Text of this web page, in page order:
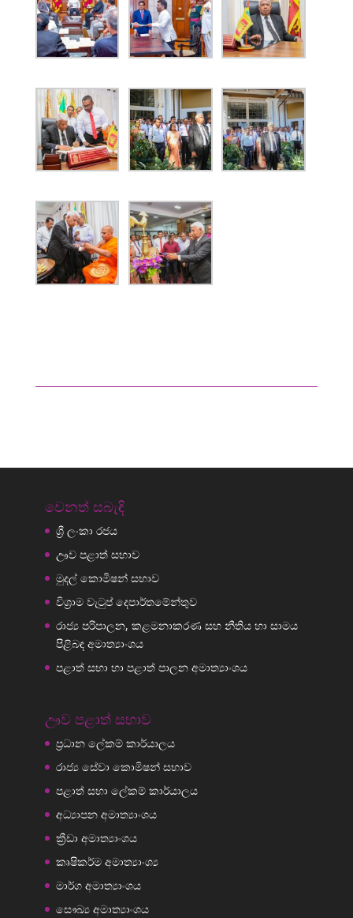
වෙනත් සබැඳි
ශ්‍රී ලංකා රජය
ඌව පළාත් සභාව
මුදල් කොමිෂන් සභාව
විශ්‍රාම වැටුප් දෙපාර්තමේන්තුව
රාජ්‍ය පරිපාලන, කළමනාකරණ සහ නීතිය හා සාමය
පිළිබඳ අමාත්‍යාංශය
පළාත් සභා හා පළාත් පාලන අමාත්‍යාංශය
ඌව පළාත් සභාව
ප්‍රධාන ලේකම් කාර්යාලය
රාජ්‍ය සේවා කොමිෂන් සභාව
පළාත් සභා ලේකම් කාර්යාලය
අධ්‍යාපන අමාත්‍යාංශය
ක්‍රීඩා අමාත්‍යාංශය
කෘෂිකර්ම අමාත්‍යාංශ්‍ය
මාර්ග අමාත්‍යාංශය
සෞඛ්‍ය අමාත්‍යාංශය